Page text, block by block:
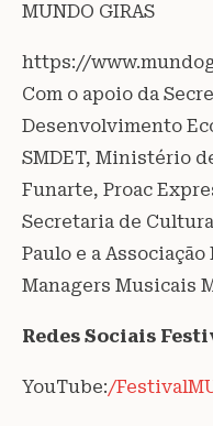
MUNDO GIRAS
https://
Com o apoio da
Desenvolvimento
SMDET, Ministério
Funarte, Proac
Secretaria de
Paulo e a
Managers Musicais
Redes Sociais
YouTube:/